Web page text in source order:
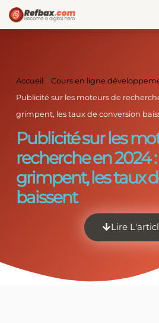
Accueil >Cours en ligne
Publicité sur les moteurs de
grimpent, les taux de conversion
Publicité sur les
recherche en 2024
grimpent, les taux
baissent
Lire
Panneau de gestion des cookies